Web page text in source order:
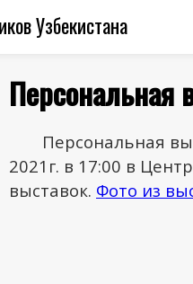
Узбекистана
Персональная
Персональная
2021г. в 17:00 в
выставок. Фото из